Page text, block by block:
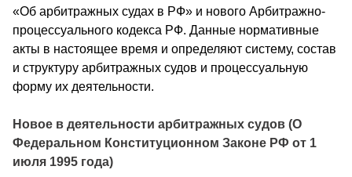
«Об арбитражных судах в РФ» и нового Арбитражно-
процессуального кодекса РФ. Данные нормативные
акты в настоящее время и определяют систему, состав
и структуру арбитражных судов и процессуальную
форму их деятельности.
Новое в деятельности арбитражных судов (О
Федеральном Конституционном Законе РФ от 1
июля 1995 года)